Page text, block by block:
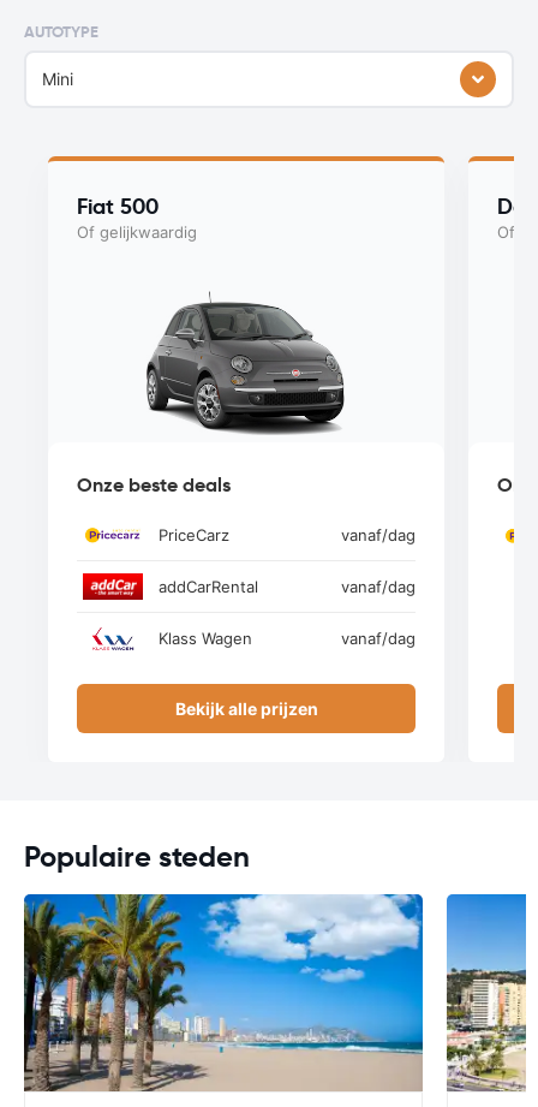
AUTOTYPE
Mini
Fiat 500
Of gelijkwaardig
Onze beste deals
PriceCarz vanaf/dag
addCarRental vanaf/dag
Klass Wagen vanaf/dag
Bekijk alle prijzen
Of
Populaire steden